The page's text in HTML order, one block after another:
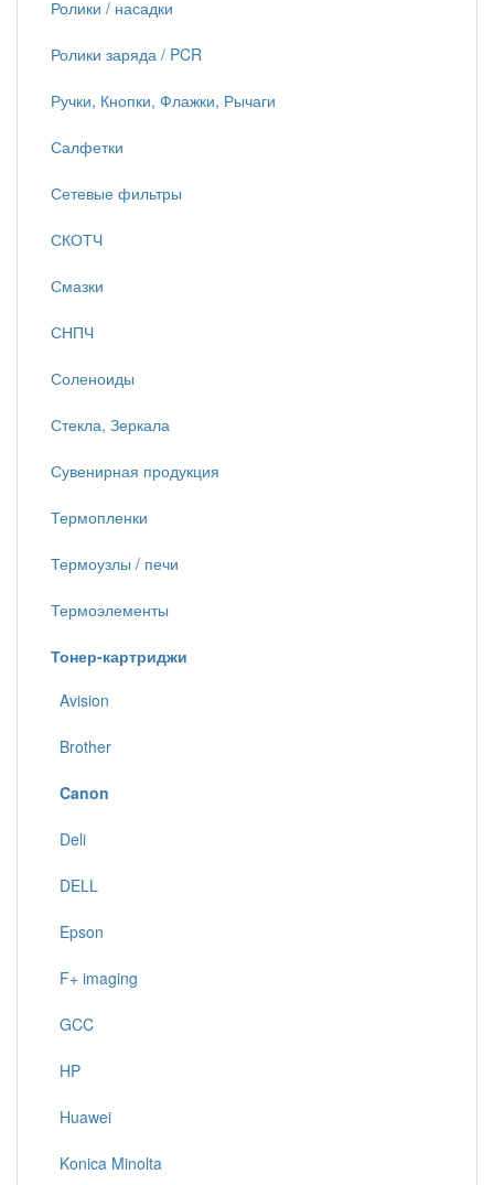
Ролики / насадки
Ролики заряда / PCR
Ручки, Кнопки, Флажки, Рычаги
Салфетки
Сетевые фильтры
СКОТЧ
Смазки
СНПЧ
Соленоиды
Стекла, Зеркала
Сувенирная продукция
Термопленки
Термоузлы / печи
Термоэлементы
Тонер-картриджи
Avision
Brother
Canon
Deli
DELL
Epson
F+ imaging
GCC
HP
Huawei
Konica Minolta